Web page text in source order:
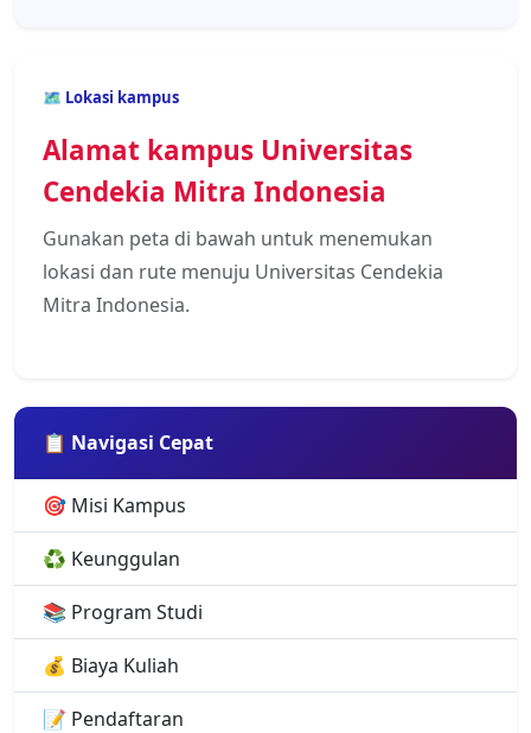
🗺️ Lokasi kampus
Alamat kampus Universitas
Cendekia Mitra Indonesia
Gunakan peta di bawah untuk menemukan
lokasi dan rute menuju Universitas Cendekia
Mitra Indonesia.
📋 Navigasi Cepat
🎯 Misi Kampus
♻️ Keunggulan
📚 Program Studi
💰 Biaya Kuliah
📝 Pendaftaran